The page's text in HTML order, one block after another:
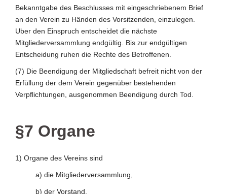
Bekanntgabe des Beschlusses mit eingeschriebenem Brief
an den Verein zu Händen des Vorsitzenden, einzulegen.
Uber den Einspruch entscheidet die nächste
Mitgliederversammlung endgültig. Bis zur endgültigen
Entscheidung ruhen die Rechte des Betroffenen.
(7) Die Beendigung der Mitgliedschaft befreit nicht von der
Erfüllung der dem Verein gegenüber bestehenden
Verpflichtungen, ausgenommen Beendigung durch Tod.
§7 Organe
1) Organe des Vereins sind
a) die Mitgliederversammlung,
b) der Vorstand.